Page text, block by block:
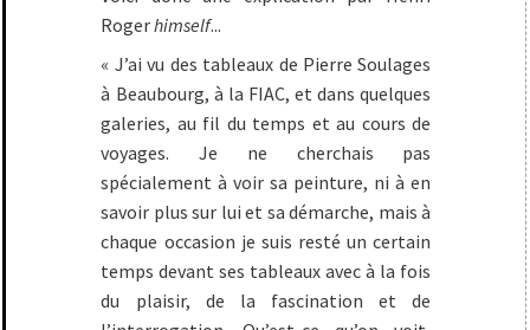
Rogerhimself...
« J’ai vu des tableaux de Pierre Soulages
à Beaubourg, à la FIAC, et dans quelques
galeries, au fil du temps et au cours de
voyages. Je ne cherchais pas
spécialement à voir sa peinture, ni à en
savoir plus sur lui et sa démarche, mais à
chaque occasion je suis resté un certain
temps devant ses tableaux avec à la fois
du plaisir, de la fascination et de